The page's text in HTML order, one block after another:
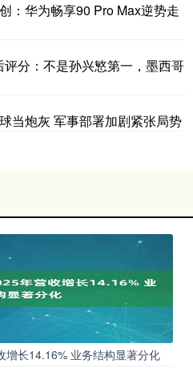
：华为畅享90 Pro Max逆势走
分：不是孙兴慜第一，墨西哥
当炮灰 军事部署加剧紧张局势
增长14.16% 业务结构显著分化